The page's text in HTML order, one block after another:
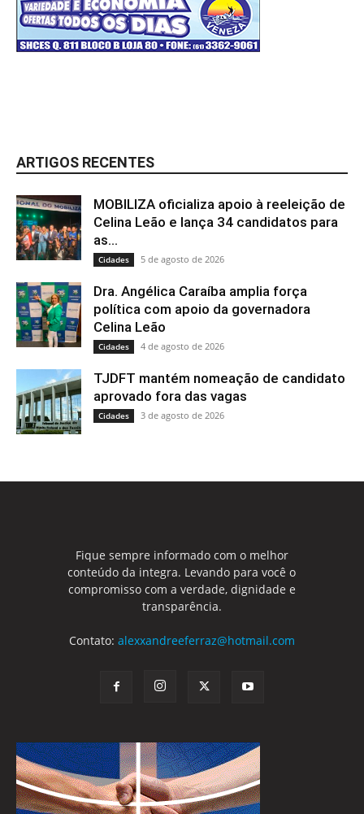
ARTIGOS RECENTES
MOBILIZA oficializa apoio à reeleição de
Celina Leão e lança 34 candidatos para
as...
Cidades 5 de agosto de 2026
Dra. Angélica Caraíba amplia força
política com apoio da governadora
Celina Leão
Cidades 4 de agosto de 2026
TJDFT mantém nomeação de candidato
aprovado fora das vagas
Cidades 3 de agosto de 2026
Fique sempre informado com o melhor
conteúdo da integra. Levando para você o
compromisso com a verdade, dignidade e
transparência.
Contato: alexxandreeferraz@hotmail.com